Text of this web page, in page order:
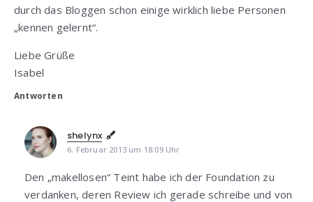
durch das Bloggen schon einige wirklich liebe Personen
„kennen gelernt“.
Liebe Grüße
Isabel
Antworten
shelynx
6. Februar 2013 um 18:09 Uhr
Den „makellosen“ Teint habe ich der Foundation zu
verdanken, deren Review ich gerade schreibe und von